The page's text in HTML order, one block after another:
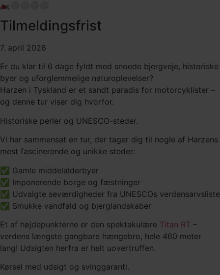
🏍️⚪️⚪️⚪️⚪️
Tilmeldingsfrist
7. april 2026
Er du klar til 6 dage fyldt med snoede bjergveje, historiske
byer og uforglemmelige naturoplevelser?
Harzen i Tyskland er et sandt paradis for motorcyklister –
og denne tur viser dig hvorfor.
Historiske perler og UNESCO-steder.
Vi har sammensat en tur, der tager dig til nogle af Harzens
mest fascinerende og unikke steder:
✅ Gamle middelalderbyer
✅ Imponerende borge og fæstninger
✅ Udvalgte seværdigheder fra UNESCOs verdensarvsliste
✅ Smukke vandfald og bjerglandskaber
Et af højdepunkterne er den spektakulære Titan RT –
verdens længste gangbare hængebro, hele 460 meter
lang! Udsigten herfra er helt uovertruffen.
Kørsel med udsigt og svinggaranti.